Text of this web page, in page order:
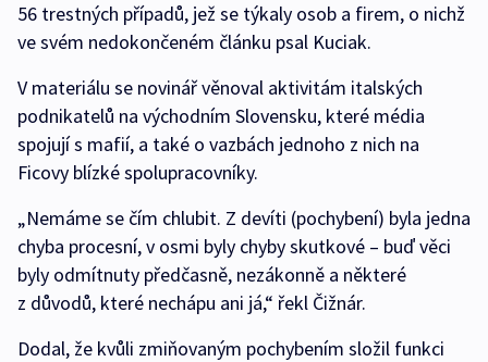
56 trestných případů, jež se týkaly osob a firem, o nichž
ve svém nedokončeném článku psal Kuciak.
V materiálu se novinář věnoval aktivitám italských
podnikatelů na východním Slovensku, které média
spojují s mafií, a také o vazbách jednoho z nich na
Ficovy blízké spolupracovníky.
„Nemáme se čím chlubit. Z devíti (pochybení) byla jedna
chyba procesní, v osmi byly chyby skutkové – buď věci
byly odmítnuty předčasně, nezákonně a některé
z důvodů, které nechápu ani já,“ řekl Čižnár.
Dodal, že kvůli zmiňovaným pochybením složil funkci